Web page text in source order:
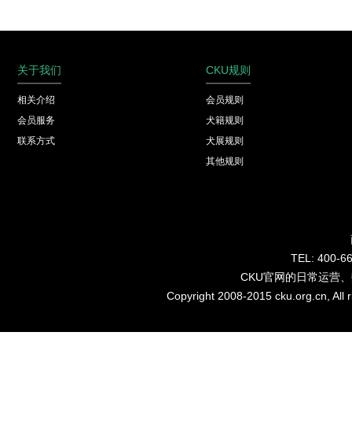
关于我们
相关介绍
会员服务
联系方式
CKU规则
会员规则
犬籍规则
犬展规则
其他规则
TEL: 400-
CKU官网的日常运营
Copyright 2008-2015 cku.org.cn,